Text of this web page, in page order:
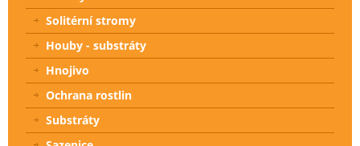
Solitérní stromy
Houby - substráty
Hnojivo
Ochrana rostlin
Substráty